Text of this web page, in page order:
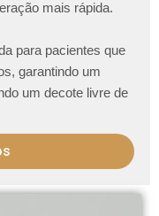
mais rápida.
para pacientes que
garantindo um
um decote livre de